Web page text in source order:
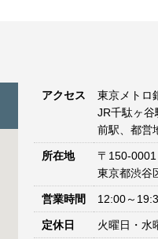
アクセス
東京メトロ
JR千駄ヶ
前駅、都営
所在地
〒150-0001
東京都渋谷
営業時間 12:00～
定休日 火曜日・水